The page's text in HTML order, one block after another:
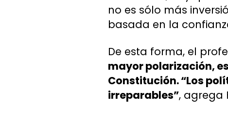
no es sólo más
basada en la
De esta forma, el
mayor polarización,
Constitución. “Los
irreparables”, agrega